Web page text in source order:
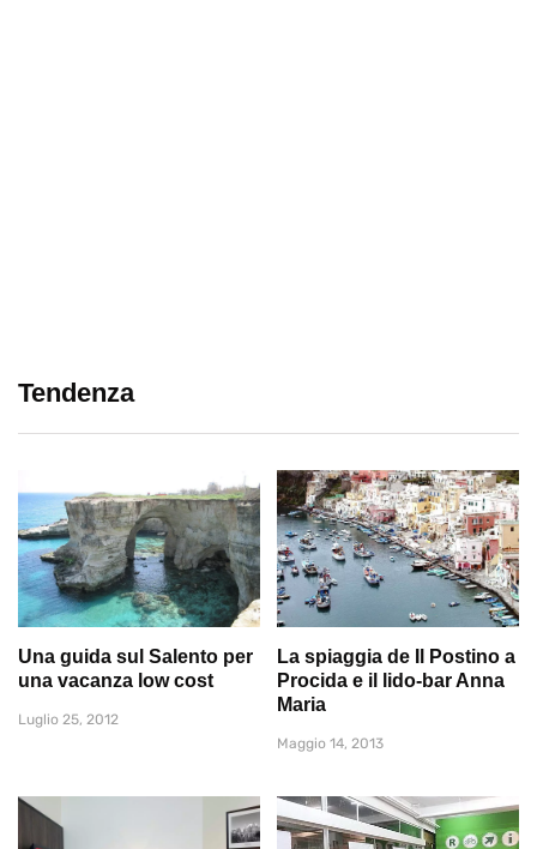
Tendenza
Una guida sul Salento per
una vacanza low cost
Luglio 25, 2012
La spiaggia de Il Postino a
Procida e il lido-bar Anna
Maria
Maggio 14, 2013